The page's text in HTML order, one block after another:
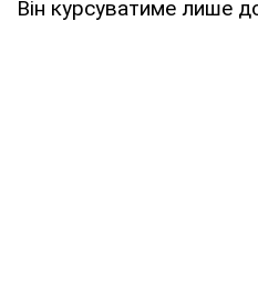
Він курсуватиме лише